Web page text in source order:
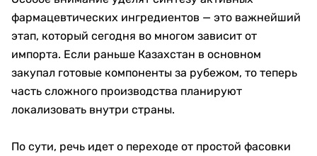
фармацевтических ингредиентов — это важнейший
этап, который сегодня во многом зависит от
импорта. Если раньше Казахстан в основном
закупал готовые компоненты за рубежом, то теперь
часть сложного производства планируют
локализовать внутри страны.
По сути, речь идет о переходе от простой фасовки